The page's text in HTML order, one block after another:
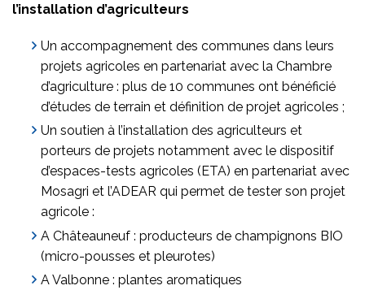
l’installation d’agriculteurs
Un accompagnement des communes dans leurs
projets agricoles en partenariat avec la Chambre
d’agriculture : plus de 10 communes ont bénéficié
d’études de terrain et définition de projet agricoles ;
Un soutien à l’installation des agriculteurs et
porteurs de projets notamment avec le dispositif
d’espaces-tests agricoles (ETA) en partenariat avec
Mosagri et l’ADEAR qui permet de tester son projet
agricole :
A Châteauneuf : producteurs de champignons BIO
(micro-pousses et pleurotes)
A Valbonne : plantes aromatiques